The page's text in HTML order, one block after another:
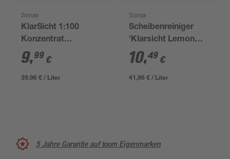
Sonax
KlarSicht 1:100
Konzentrat
Orange+Rosemary
250 ml
9,99 €
39,96 € / Liter
Sonax
Scheibenreiniger
'Klarsicht Lemon
Rocks' 1:100
Konzentrat 250 ml
10,49 €
41,96 € / Liter
5 Jahre Garantie auf toom Eigenmarken